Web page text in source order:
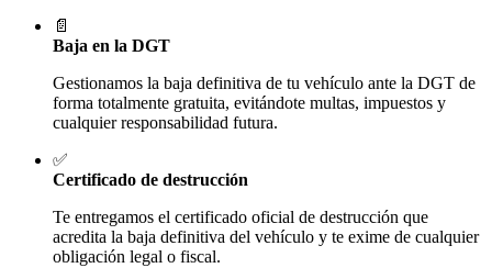
📄
Baja en la DGT
Gestionamos la baja definitiva de tu vehículo ante la DGT de
forma totalmente gratuita, evitándote multas, impuestos y
cualquier responsabilidad futura.
✅
Certificado de destrucción
Te entregamos el certificado oficial de destrucción que
acredita la baja definitiva del vehículo y te exime de cualquier
obligación legal o fiscal.